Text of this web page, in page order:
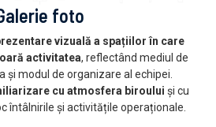
foto
vizuală a spațiilor în care
activitatea, reflectând mediul de
și modul de organizare al echipei.
cu atmosfera biroului și cu
întâlnirile și activitățile operaționale.